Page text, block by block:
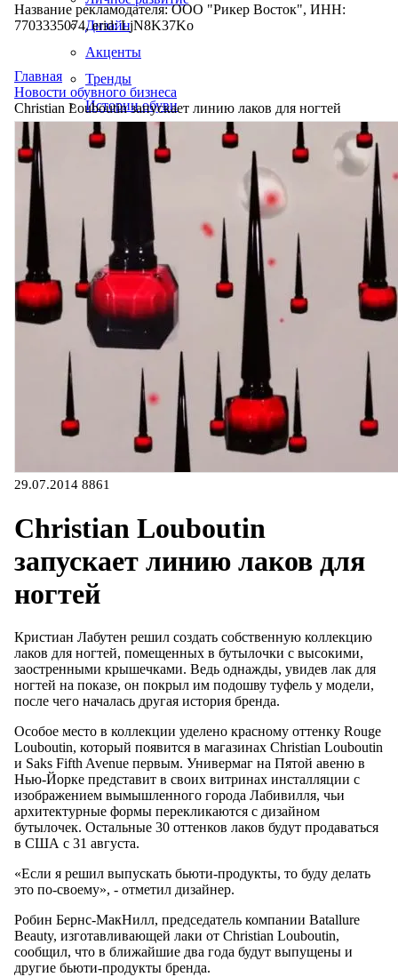
Дизайн
Акценты
Тренды
Истории обуви
Производство
Название рекламодателя: ООО "Рикер Восток", ИНН:
7703335074, erid: LjN8K37Ko
Главная
Новости обувного бизнеса
Christian Louboutin запускает линию лаков для ногтей
29.07.2014 8861
Christian Louboutin
запускает линию лаков для
ногтей
Кристиан Лабутен решил создать собственную коллекцию
лаков для ногтей, помещенных в бутылочки с высокими,
заостренными крышечками. Ведь однажды, увидев лак для
ногтей на показе, он покрыл им подошву туфель у модели,
после чего началась другая история бренда.
Особое место в коллекции уделено красному оттенку Rouge
Louboutin, который появится в магазинах Christian Louboutin
и Saks Fifth Avenue первым. Универмаг на Пятой авеню в
Нью-Йорке представит в своих витринах инсталляции с
изображением вымышленного города Лабивилля, чьи
архитектурные формы перекликаются с дизайном
бутылочек. Остальные 30 оттенков лаков будут продаваться
в США с 31 августа.
«Если я решил выпускать бьюти-продукты, то буду делать
это по-своему», - отметил дизайнер.
Робин Бернс-МакНилл, председатель компании Batallure
Beauty, изготавливающей лаки от Christian Louboutin,
сообщил, что в ближайшие два года будут выпущены и
другие бьюти-продукты бренда.